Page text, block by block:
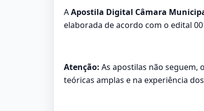
AApostila Digital Câmara
elaborada de acordo com o edital
Atenção: As apostilas não
teóricas amplas e na experiência